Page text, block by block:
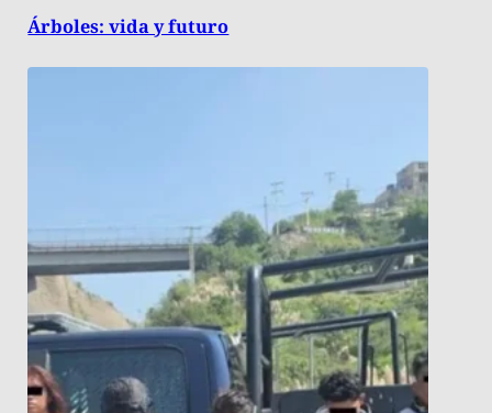
Árboles: vida y futuro